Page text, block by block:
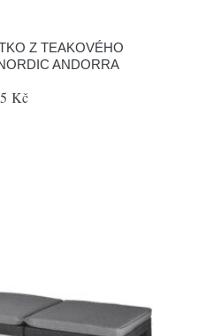
Z TEAKOVÉHO
ANDORRA
Kč